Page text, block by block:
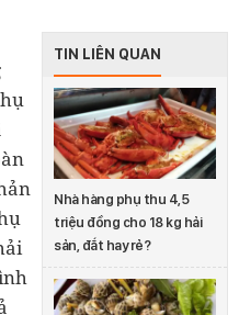
TIN LIÊN QUAN
Nhà hàng phụ thu 4,5
triệu đồng cho 18 kg hải
sản, đắt hay rẻ?